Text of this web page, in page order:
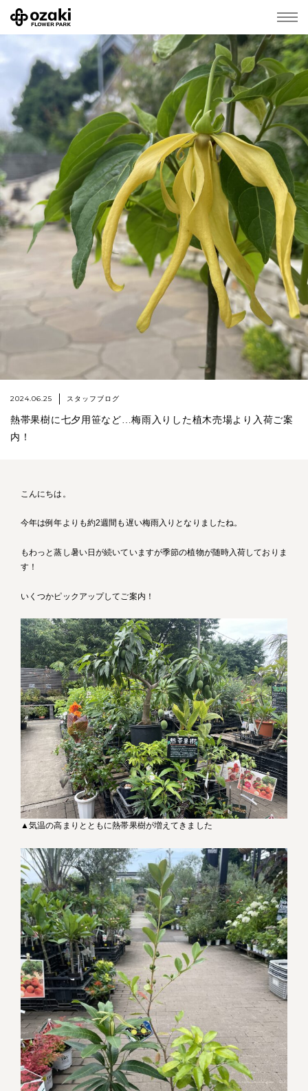
2024.06.25 スタッフブログ
熱帯果樹に七夕用笹など…梅雨入りした植木売場より入荷ご案
内！
こんにちは。
今年は例年よりも約2週間も遅い梅雨入りとなりましたね。
もわっと蒸し暑い日が続いていますが季節の植物が随時入荷しておりま
す！
いくつかピックアップしてご案内！
▲気温の高まりとともに熱帯果樹が増えてきました